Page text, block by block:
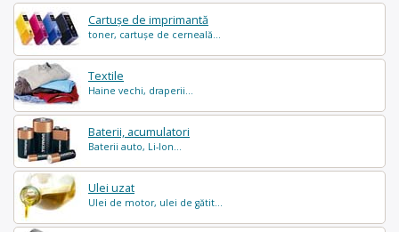
Cartușe de imprimantă
toner, cartușe de cerneală...
Textile
Haine vechi, draperii...
Baterii, acumulatori
Baterii auto, Li-Ion...
Ulei uzat
Ulei de motor, ulei de gătit...